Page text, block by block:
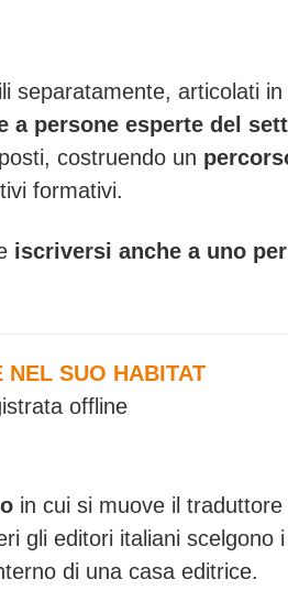
separatamente, articolati in
a persone esperte del
costruendo un
formativi.
iscriversi anche a uno
SUO HABITAT
offline
in cui si muove il
gli editori italiani scelgono
di una casa editrice.